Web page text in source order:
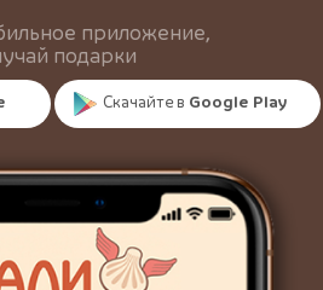
приложение,
подарки
Скачайте в Google Play